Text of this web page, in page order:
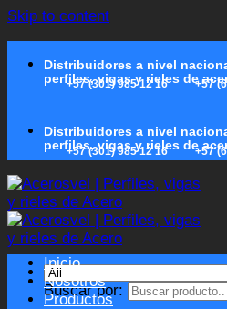
Skip to content
Distribuidores a nivel
perfiles, vigas y rieles de
+57 (301) 985 12 16 +57
Distribuidores a nivel
perfiles, vigas y rieles de
+57 (301) 985 12 16 +57
Buscar por:
Inicio
Nosotros
Productos